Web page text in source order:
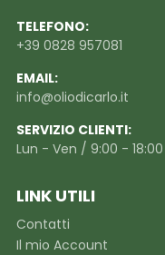
TELEFONO:
+39 0828 957081
EMAIL:
info@oliodicarlo.it
SERVIZIO CLIENTI:
Lun - Ven / 9:00 - 18:00
LINK UTILI
Contatti
Il mio Account